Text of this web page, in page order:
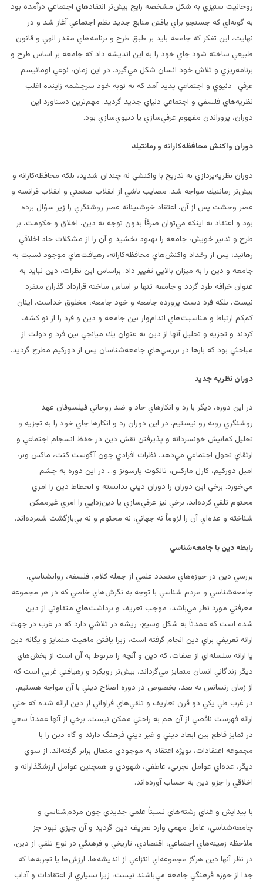
روحانيت ستيزي به شكل مشخصه رايج بيش‌تر انتقادهاي اجتماعي درآمده بود
به گونه‌اي كه جستجو براي يافتن منابع جديد نظم اجتماعي آغاز شد و در
نهايت، اين تفكر كه جامعه بايد بر طبق طرح و برنامه‌هاي مقدر الهي و قانون
طبيعي ساخته شود جاي خود را به اين انديشه داد كه جامعه بر اساس طرح و
برنامه‌ريزي و تلاش خود انسان شكل مي‌گيرد. در اين زمان، نوعي اومانيسم
عرفي- دنيوي و اجتماعي پديد آمد كه به نوبه خود سرچشمه زاينده اغلب
نظريه‌هاي فلسفي و اجتماعي دنياي جديد گرديد. مهم‌ترين دستاورد اين
دوران، پروراندن مفهوم عرفي‌سازي يا دنيوي‌سازي بود.
دوران واكنش محافظه‌كارانه و رمانتيك
دوران نظريه‌پردازي به تدريج با واكنشي نه چندان شديد، بلكه محافظه‌كارانه و
بيش‌تر رمانتيك مواجه شد. مصايب ناشي از انقلاب صنعتي و انقلاب فرانسه و
عصر وحشت پس از آن، اعتقاد خوشبينانه عصر روشنگري را زير سؤال برده
بود و اعتقاد به اينكه مي‌توان صرفاً بدون توجه به دين، اخلاق و حكومت، بر
طرح و تدبير خويش، جامعه را بهبود بخشيد و آن را از مشكلات حاد اخلاقي
رهانيد؛ پس از رخداد واكنش‌هاي محافظه‌كارانه، رهيافت‌هاي موجود نسبت به
جامعه و دين را به ميزان بالايي تغيير داد. براساس اين نظرات، دين نبايد به
عنوان خرافه طرد گردد و جامعه تنها بر اساس ساخته قرارداد گذران متفرد
نيست، بلكه فرد دست پرورده جامعه و خود جامعه، مخلوق خداست. اينان
كم‌كم ارتباط و مناسبت‌هاي اندام‌وار بين جامعه و دين و فرد را از نو كشف
كردند و تجزيه و تحليل آنها از دين به عنوان يك ميانجي بين فرد و دولت از
مباحثي بود كه بارها در بررسي‌هاي جامعه‌شناسان پس از دوركيم مطرح گرديد.
دوران نظريه جديد
در اين دوره، ديگر با رد و انكارهاي حاد و ضد روحاني فيلسوفان عهد
روشنگري روبه رو نيستيم. در اين دوران رد و انكارها جاي خود را به تجزيه و
تحليل كمابيش خونسردانه و پذيرفتن نقش دين در حفظ انسجام اجتماعي و
ارتقاي تحول اجتماعي مي‌دهد. نظرات افرادي چون آگوست كنت، ماكس وبر،
اميل دوركيم، كارل ماركس، تالكوت پارسونز و… در اين دوره به چشم
مي‌خورد. برخي اين دوران را دوران ديني ندانسته و انحطاط دين را امري
محتوم تلقي كرده‌اند. برخي نيز عرفي‌سازي يا دين‌زدايي را امري غيرممكن
شناخته و عده‌اي آن را لزوماً نه جهاني، نه محتوم و نه بي‌بازگشت شمرده‌اند.
رابطه دين با جامعه‌شناسي
بررسي دين در حوزه‌هاي متعدد علمي از جمله كلام، فلسفه، روانشناسي،
جامعه‌شناسي و مردم شناسي با توجه به نگرش‌هاي‌ خاصي كه در هر مجموعه
معرفتي مورد نظر مي‌باشد، موجب تعريف و برداشت‌هاي متفاوتي از دين
شده است كه عمدتاً به شكل وسيع، ريشه در تلاشي دارد كه در غرب در جهت
ارائه تعريفي براي دين انجام گرفته است، زيرا يافتن ماهيت متمايز و يگانه دين
يا ارائه سلسله‌اي از صفات، كه دين و‌ آنچه را مربوط به آن است از بخش‌هاي
ديگر زندگاني انسان متمايز مي‌گرداند، بيش‌تر رويكرد و رهيافتي غربي است كه
از زمان رنسانس به بعد، بخصوص در دوره اصلاح ديني با آن مواجه هستيم.
در غرب طي يكي دو قرن تعاريف و تلقي‌هاي فراواني از دين ارائه شده كه حتي
ارائه فهرست ناقصي از آن هم به راحتي ممكن نيست. برخي از آنها عمدتاً سعي
در تمايز قاطع بين ابعاد ديني و غير ديني فرهنگ دارند و گاه دين را با
مجموعه اعتقادات، بويژه اعتقاد به موجودي متعال برابر گرفته‌اند. از سوي
ديگر، عده‌اي عوامل تجربي، عاطفي، شهودي و همچنين عوامل ارزشگذارانه و
اخلاقي را جزو دين به حساب آورده‌اند.
با پيدايش و غناي رشته‌هاي نسبتاً‌ علمي جديدي چون مردم‌شناسي و
جامعه‌شناسي، عامل مهمي وارد تعريف دين گرديد و آن چيزي نبود جز
ملاحظه زمينه‌هاي اجتماعي، اقتصادي، تاريخي و فرهنگي در نوع تلقي از دين،
در نظر آنها دين هرگز مجموعه‌اي انتزاعي از انديشه‌ها، ارزش‌ها يا تجربه‌ها كه
جدا از حوزه فرهنگي جامعه مي‌باشند نيست، زيرا بسياري از اعتقادات و آداب